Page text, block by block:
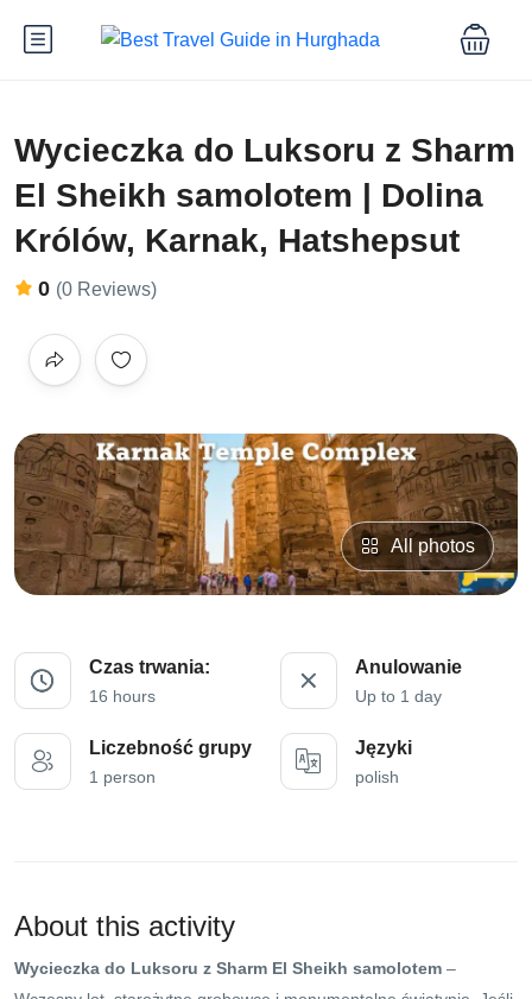
Wycieczka do Luksoru z Sharm
El Sheikh samolotem | Dolina
Królów, Karnak, Hatshepsut
0 (0 Reviews)
All photos
Czas trwania:
16 hours
Anulowanie
Up to 1 day
Liczebność grupy
1 person
Języki
polish
About this activity
Wycieczka do Luksoru z Sharm El Sheikh samolotem –